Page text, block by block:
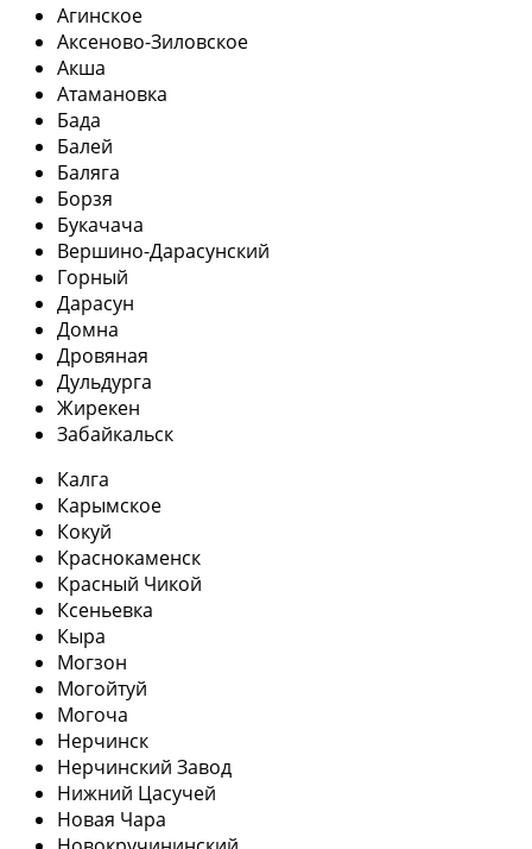
Агинское
Аксеново-Зиловское
Акша
Атамановка
Бада
Балей
Баляга
Борзя
Букачача
Вершино-Дарасунский
Горный
Дарасун
Домна
Дровяная
Дульдурга
Жирекен
Забайкальск
Калга
Карымское
Кокуй
Краснокаменск
Красный Чикой
Ксеньевка
Кыра
Могзон
Могойтуй
Могоча
Нерчинск
Нерчинский Завод
Нижний Цасучей
Новая Чара